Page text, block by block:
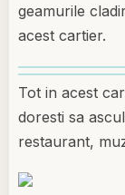
geamurile
acest cartier.
Tot in acest
doresti sa
restaurant,